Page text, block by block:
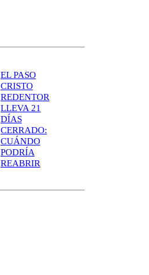
EL PASO
CRISTO
REDENTOR
LLEVA 21
DÍAS
CERRADO:
CUÁNDO
PODRÍA
REABRIR